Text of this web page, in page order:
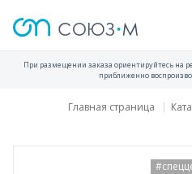
При размещении заказа ориентируйтесь на
приближенно
Главная страница